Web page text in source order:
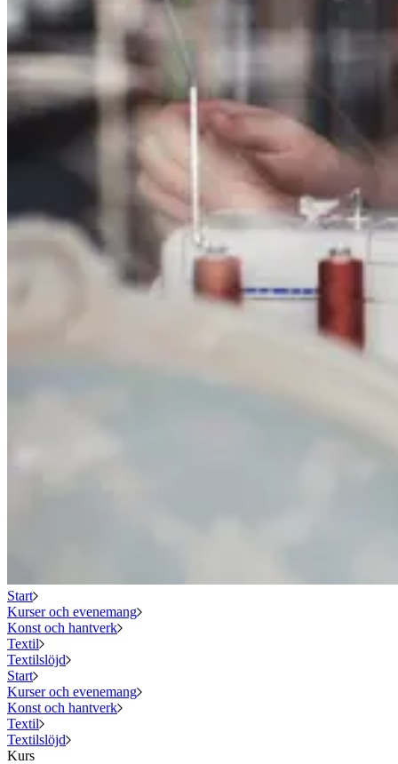
Start
Kurser och evenemang
Konst och hantverk
Textil
Textilslöjd
Start
Kurser och evenemang
Konst och hantverk
Textil
Textilslöjd
Kurs